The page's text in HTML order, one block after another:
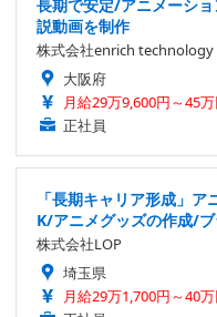
長期で安定/アニメーシ
説動画を制作
株式会社enrich technology
大阪府
月給29万9,600円～45
正社員
「長期キャリア形成」
K/アニメグッズの作成/
株式会社LOP
埼玉県
月給29万1,700円～40